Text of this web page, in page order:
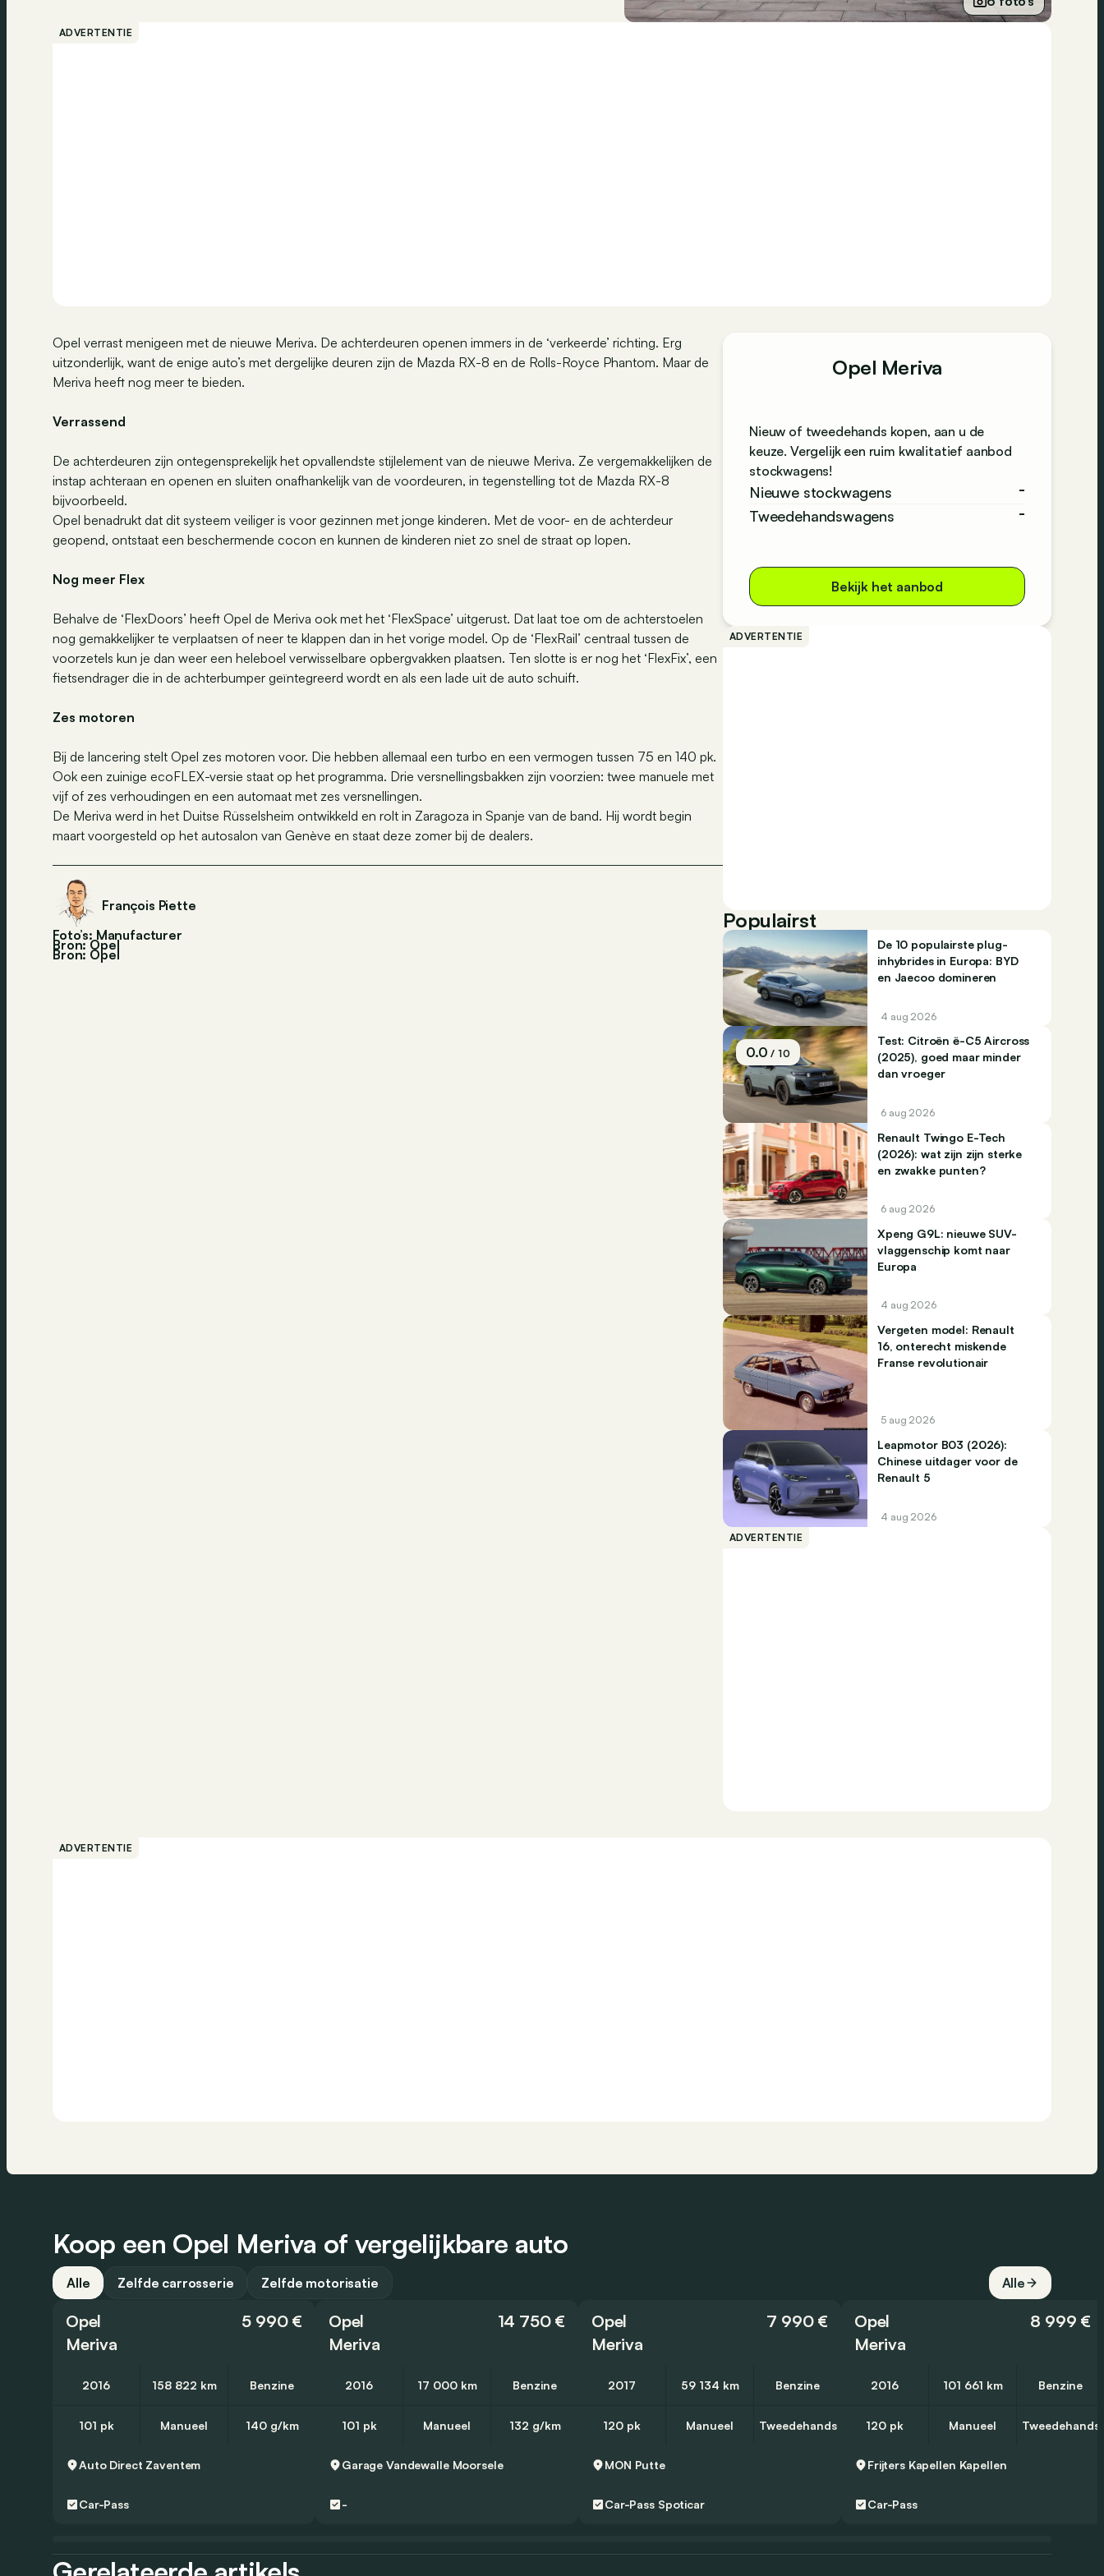
ADVERTENTIE
Opel verrast menigeen met de nieuwe Meriva. De achterdeuren openen immers in de ‘verkeerde’ richting. Erg
uitzonderlijk, want de enige auto’s met dergelijke deuren zijn de Mazda RX-8 en de Rolls-Royce Phantom. Maar de
Meriva heeft nog meer te bieden.
Verrassend
De achterdeuren zijn ontegensprekelijk het opvallendste stijlelement van de nieuwe Meriva. Ze vergemakkelijken de
instap achteraan en openen en sluiten onafhankelijk van de voordeuren, in tegenstelling tot de Mazda RX-8
bijvoorbeeld.
Opel benadrukt dat dit systeem veiliger is voor gezinnen met jonge kinderen. Met de voor- en de achterdeur
geopend, ontstaat een beschermende cocon en kunnen de kinderen niet zo snel de straat op lopen.
Nog meer Flex
Behalve de ‘FlexDoors’ heeft Opel de Meriva ook met het ‘FlexSpace’ uitgerust. Dat laat toe om de achterstoelen
nog gemakkelijker te verplaatsen of neer te klappen dan in het vorige model. Op de ‘FlexRail’ centraal tussen de
voorzetels kun je dan weer een heleboel verwisselbare opbergvakken plaatsen. Ten slotte is er nog het ‘FlexFix’, een
fietsendrager die in de achterbumper geïntegreerd wordt en als een lade uit de auto schuift.
Zes motoren
Bij de lancering stelt Opel zes motoren voor. Die hebben allemaal een turbo en een vermogen tussen 75 en 140 pk.
Ook een zuinige ecoFLEX-versie staat op het programma. Drie versnellingsbakken zijn voorzien: twee manuele met
vijf of zes verhoudingen en een automaat met zes versnellingen.
De Meriva werd in het Duitse Rüsselsheim ontwikkeld en rolt in Zaragoza in Spanje van de band. Hij wordt begin
maart voorgesteld op het autosalon van Genève en staat deze zomer bij de dealers.
François Piette
Foto’s: Manufacturer
Bron: Opel
Bron: Opel
Opel Meriva
Nieuw of tweedehands kopen, aan u de
keuze. Vergelijk een ruim kwalitatief aanbod
stockwagens!
Nieuwe stockwagens
-
Tweedehandswagens
-
Bekijk het aanbod
ADVERTENTIE
Populairst
De 10 populairste plug-
inhybrides in Europa: BYD
en Jaecoo domineren
4 aug 2026
0.0/ 10
Test: Citroën ë-C5 Aircross
(2025), goed maar minder
dan vroeger
6 aug 2026
Renault Twingo E-Tech
(2026): wat zijn zijn sterke
en zwakke punten?
6 aug 2026
Xpeng G9L: nieuwe SUV-
vlaggenschip komt naar
Europa
4 aug 2026
Vergeten model: Renault
16, onterecht miskende
Franse revolutionair
5 aug 2026
Leapmotor B03 (2026):
Chinese uitdager voor de
Renault 5
4 aug 2026
ADVERTENTIE
ADVERTENTIE
Koop een Opel Meriva of vergelijkbare auto
Alle Zelfde carrosserie Zelfde motorisatie Alle
Opel
Meriva
5 990 €
2016 158 822 km Benzine
101 pk Manueel 140 g/km
Auto Direct Zaventem
Car-Pass
Opel
Meriva
14 750 €
2016 17 000 km Benzine
101 pk Manueel 132 g/km
Garage Vandewalle Moorsele
-
Opel
Meriva
7 990 €
2017 59 134 km Benzine
120 pk Manueel Tweedehands
MON Putte
Car-Pass Spoticar
Opel
Meriva
8 999 €
2016 101 661 km Benzine
120 pk Manueel Tweedehands
Frijters Kapellen Kapellen
Car-Pass